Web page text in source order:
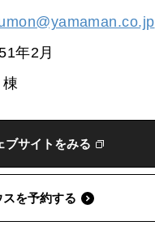
年2月
ブサイトをみる
を予約する